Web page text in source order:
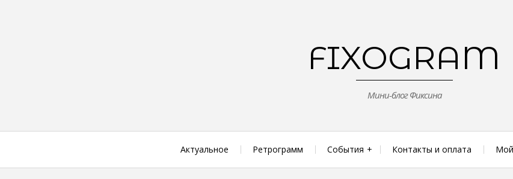
FIXOGRAM
Мини-блог Фиксина
Актуальное Ретрограмм События Контакты и оплата Мой